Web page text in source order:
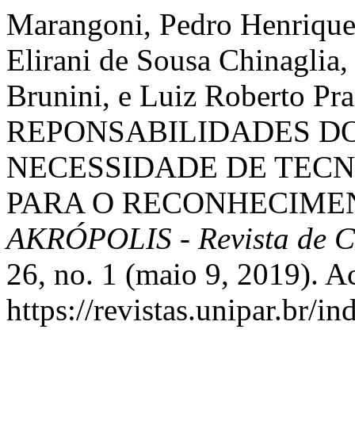
Marangoni, Pedro
Elirani de Sousa
Brunini, e Luiz Roberto
REPONSABILIDADES
NECESSIDADE DE
PARA O
AKRÓPOLIS - Revista de
26, no. 1 (maio 9, 2019).
https://revistas.unipar.br/